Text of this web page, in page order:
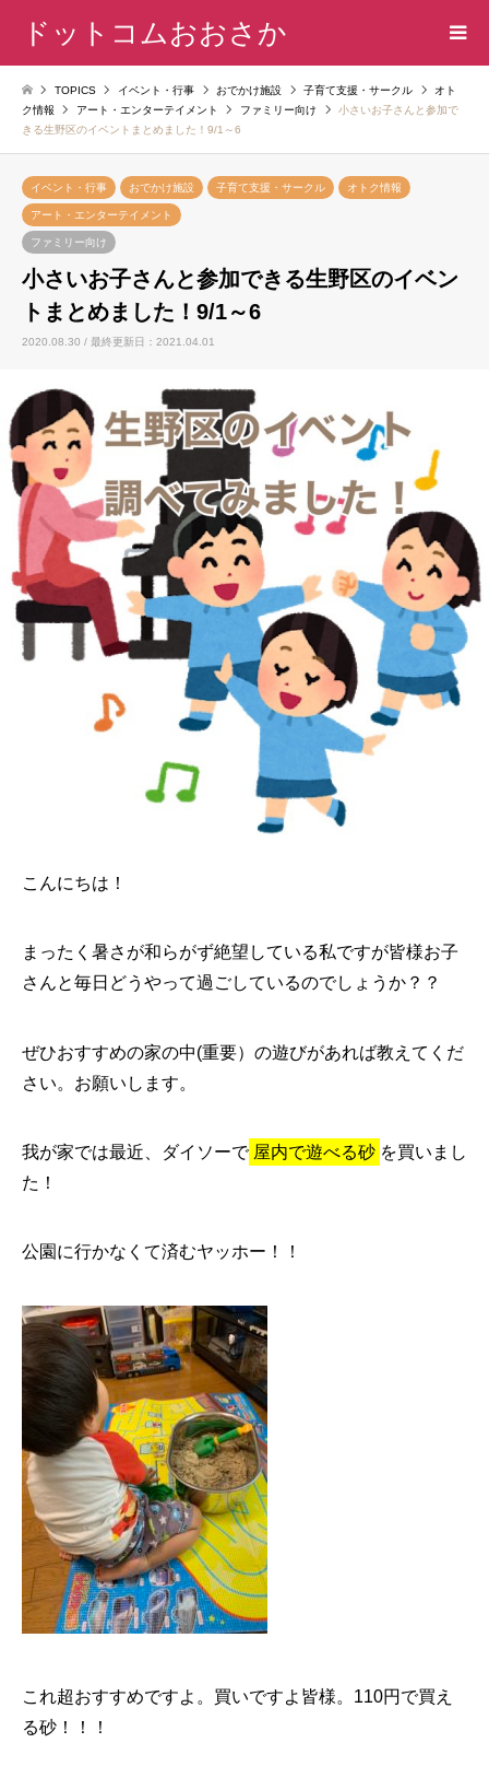
ドットコムおおさか
TOPICS イベント・行事 おでかけ施設 子育て支援・サークル
オト
ク情報
アート・エンターテイメント ファミリー向け
小さいお子さんと参加で
きる生野区のイベントまとめました！9/1～6
イベント・行事 おでかけ施設 子育て支援・サークル オトク情報
アート・エンターテイメント
ファミリー向け
小さいお子さんと参加できる生野区のイベン
トまとめました！9/1～6
2020.08.30 / 最終更新日：2021.04.01
こんにちは！
まったく暑さが和らがず絶望している私ですが皆様お子
さんと毎日どうやって過ごしているのでしょうか？？
ぜひおすすめの家の中(重要）の遊びがあれば教えてくだ
さい。お願いします。
我が家では最近、ダイソーで 屋内で遊べる砂 を買いまし
た！
公園に行かなくて済むヤッホー！！
これ超おすすめですよ。買いですよ皆様。110円で買え
る砂！！！